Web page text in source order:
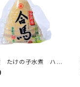
たけの子水煮 ハー